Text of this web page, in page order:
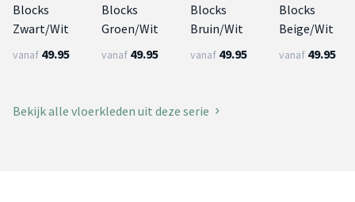
Blocks
Zwart/Wit
vanaf 49.95
Blocks
Groen/Wit
vanaf 49.95
Blocks
Bruin/Wit
vanaf 49.95
Blocks
Beige/Wit
vanaf 49.95
Bekijk alle vloerkleden uit deze serie